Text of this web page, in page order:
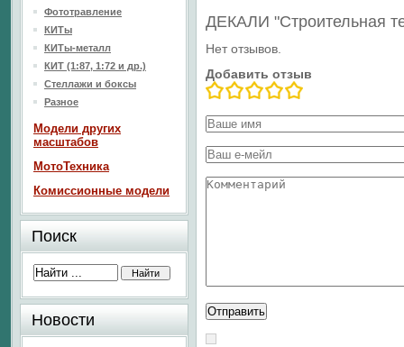
ДЕКАЛИ "Строительная
Нет отзывов.
Добавить отзыв
Фототравление
КИТы
КИТы-металл
КИТ (1:87, 1:72 и др.)
Стеллажи и боксы
Разное
Модели других
масштабов
МотоТехника
Комиссионные модели
Поиск
Новости